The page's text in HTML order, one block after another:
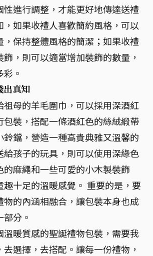
性進行調整，才能更好地傳達送禮
，如果收禮人喜歡簡約風格，可以
，保持整體風格的簡潔；如果收禮
飾，則可以適當增加裝飾的數量，
。
出真知
祖母的羊毛圍巾，可以採用深酒紅
包裝，搭配一條酒紅色的絲絨緞帶
鈴鐺，營造一種高貴典雅又溫馨的
給孩子的玩具，則可以使用深綠色
的麻繩和一些可愛的小木製裝飾
趣十足的溫暖感覺。 重要的是，要
物的內涵相融合，讓包裝本身也成
分。
溫暖質感的聖誕禮物包裝，需要我
選擇，去搭配。讓每一份禮物，